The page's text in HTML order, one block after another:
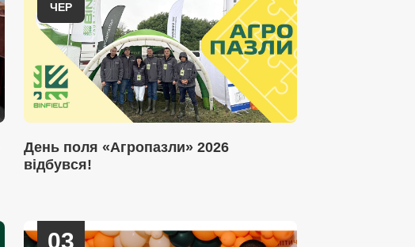
ЧЕР
День поля «Агропазли» 2026
відбувся!
03